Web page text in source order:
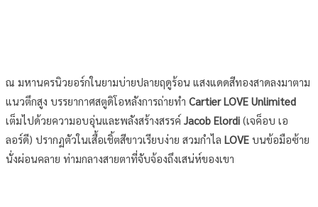
ณ มหานครนิวยอร์กในยามบ่ายปลายฤดูร้อน แสงแดดสีทองสาดลงมาตาม
แนวตึกสูง บรรยากาศสตูดิโอหลังการถ่ายทำ Cartier LOVE Unlimited
เต็มไปด้วยความอบอุ่นและพลังสร้างสรรค์ Jacob Elordi (เจค็อบ เอ
ลอร์ดี) ปรากฏตัวในเสื้อเชิ้ตสีขาวเรียบง่าย สวมกำไล LOVE บนข้อมือซ้าย
นั่งผ่อนคลาย ท่ามกลางสายตาที่จับจ้องถึงเสน่ห์ของเขา